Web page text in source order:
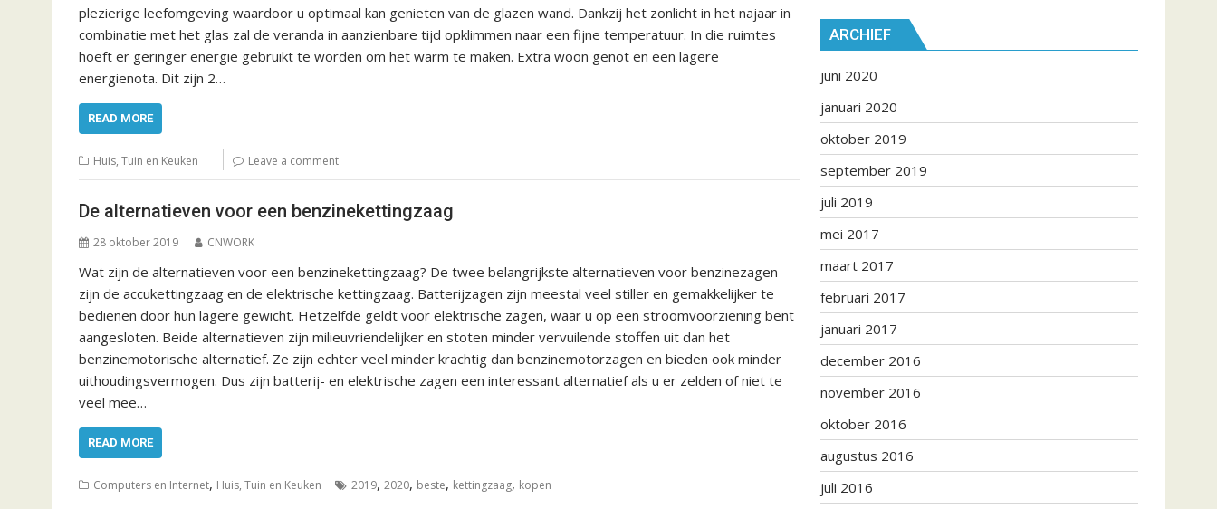
plezierige leefomgeving waardoor u optimaal kan genieten van de glazen wand. Dankzij het zonlicht in het najaar in
combinatie met het glas zal de veranda in aanzienbare tijd opklimmen naar een fijne temperatuur. In die ruimtes
hoeft er geringer energie gebruikt te worden om het warm te maken. Extra woon genot en een lagere
energienota. Dit zijn 2…
READ MORE
Huis, Tuin en Keuken Leave a comment
De alternatieven voor een benzinekettingzaag
28 oktober 2019 CNWORK
Wat zijn de alternatieven voor een benzinekettingzaag? De twee belangrijkste alternatieven voor benzinezagen
zijn de accukettingzaag en de elektrische kettingzaag. Batterijzagen zijn meestal veel stiller en gemakkelijker te
bedienen door hun lagere gewicht. Hetzelfde geldt voor elektrische zagen, waar u op een stroomvoorziening bent
aangesloten. Beide alternatieven zijn milieuvriendelijker en stoten minder vervuilende stoffen uit dan het
benzinemotorische alternatief. Ze zijn echter veel minder krachtig dan benzinemotorzagen en bieden ook minder
uithoudingsvermogen. Dus zijn batterij- en elektrische zagen een interessant alternatief als u er zelden of niet te
veel mee…
READ MORE
Computers en Internet, Huis, Tuin en Keuken 2019, 2020, beste, kettingzaag, kopen
ARCHIEF
juni 2020
januari 2020
oktober 2019
september 2019
juli 2019
mei 2017
maart 2017
februari 2017
januari 2017
december 2016
november 2016
oktober 2016
augustus 2016
juli 2016